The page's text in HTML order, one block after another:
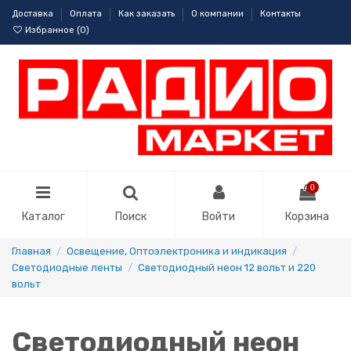
Доставка Оплата Как заказать О компании
Контакты
Избранное (0)
Каталог Поиск Войти
0
Корзина
Главная
Освещение, Оптоэлектроника и индикация
Светодиодные ленты
Светодиодный неон 12 вольт и 220
вольт
Светодиодный неон